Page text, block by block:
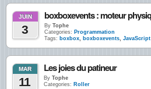
JUIN
3 By Tophe
Categories: Programmation
Tags: boxbox, boxboxevents, JavaScript
MAR
11
Les joies du patineur
By Tophe
Categories: Roller